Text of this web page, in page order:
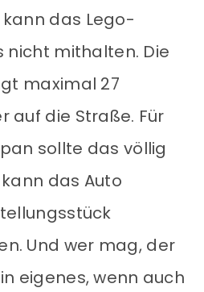
kann das Lego-
nicht mithalten. Die
maximal 27
auf die Straße. Für
sollte das völlig
das Auto
Und wer mag, der
eigenes, wenn auch